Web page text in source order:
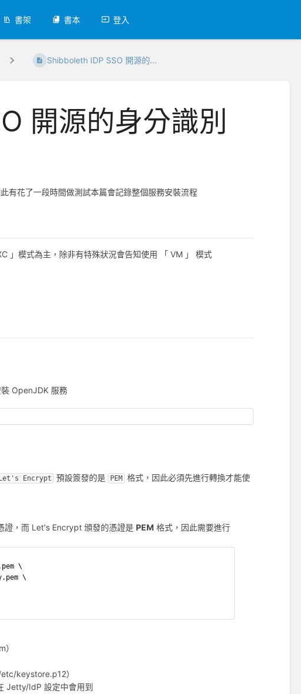
書架 書本 登入
Shibboleth IDP SSO 開源的...
開源的身分識別
花了一段時間做測試本篇會記錄整個服務安裝流程
模式為主，除非有特殊狀況會告知使用 「 VM 」 模式
OpenJDK 服務
Encrypt 預設簽發的是 PEM 格式，因此必須先進行轉換才能使
證，而 Let's Encrypt 頒發的憑證是 PEM 格式，因此需要進行
\
\
keystore.p12）
Jetty/IdP 設定中會用到